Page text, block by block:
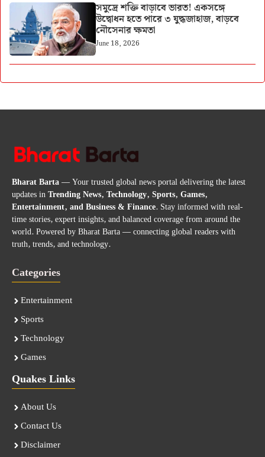
সমুদ্রে শক্তি বাড়াবে ভারত! একসঙ্গে
উদ্বোধন হতে পারে ৩ যুদ্ধজাহাজ, বাড়বে
নৌসেনার ক্ষমতা
June 18, 2026
Bharat Barta— Your trusted global news portal delivering the latest
updates inTrending News, Technology, Sports, Games,
Entertainment, and Business & Finance. Stay informed with real-
time stories, expert insights, and balanced coverage from around the
world. Powered by Bharat Barta — connecting global readers with
truth, trends, and technology.
Categories
Entertainment
Sports
Technology
Games
Quakes Links
About Us
Contact Us
Disclaimer